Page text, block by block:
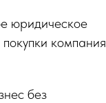
юридическое
компания
без